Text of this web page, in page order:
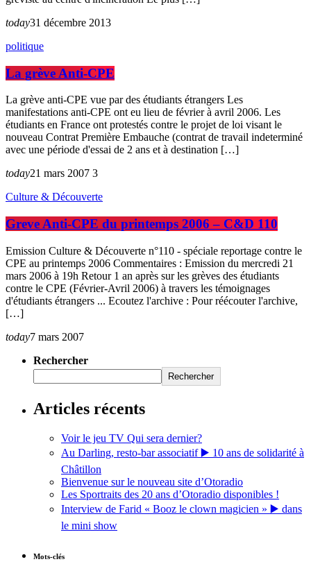
today31 décembre 2013
politique
La grève Anti-CPE
La grève anti-CPE vue par des étudiants étrangers Les
manifestations anti-CPE ont eu lieu de février à avril 2006. Les
étudiants en France ont protestés contre le projet de loi visant le
nouveau Contrat Première Embauche (contrat de travail indeterminé
avec une période d'essai de 2 ans et à destination […]
today21 mars 2007 3
Culture & Découverte
Greve Anti-CPE du printemps 2006 – C&D 110
Emission Culture & Découverte n°110 - spéciale reportage contre le
CPE au printemps 2006 Commentaires : Emission du mercredi 21
mars 2006 à 19h Retour 1 an après sur les grèves des étudiants
contre le CPE (Février-Avril 2006) à travers les témoignages
d'étudiants étrangers ... Ecoutez l'archive : Pour réécouter l'archive,
[…]
today7 mars 2007
Rechercher
Rechercher
Articles récents
Voir le jeu TV Qui sera dernier?
Au Darling, resto-bar associatif ▶️ 10 ans de solidarité à
Châtillon
Bienvenue sur le nouveau site d’Otoradio
Les Sportraits des 20 ans d’Otoradio disponibles !
Interview de Farid « Booz le clown magicien » ▶️ dans
le mini show
Mots-clés